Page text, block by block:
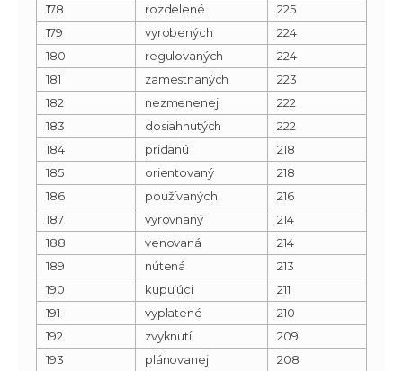
178
rozdelené
225
179
vyrobených
224
180
regulovaných
224
181
zamestnaných
223
182
nezmenenej
222
183
dosiahnutých
222
184
pridanú
218
185
orientovaný
218
186
používaných
216
187
vyrovnaný
214
188
venovaná
214
189
nútená
213
190
kupujúci
211
191
vyplatené
210
192
zvyknutí
209
193
plánovanej 208